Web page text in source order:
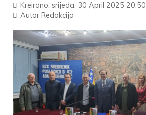
Kreirano: srijeda, 30 April 2025 20:50
Autor Redakcija